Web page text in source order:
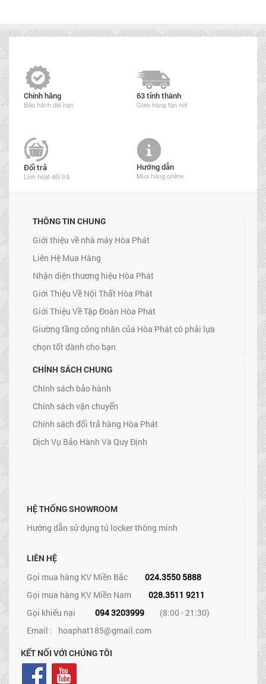
Chính hãng
Bảo hành dài hạn
63 tỉnh thành
Giao hàng tận nơi
Đổi trả
Linh hoạt đổi trả
Hướng dẫn
Mua hàng online
THÔNG TIN CHUNG
Giới thiệu về nhà máy Hòa Phát
Liên Hệ Mua Hàng
Nhận diện thương hiệu Hòa Phát
Giới Thiệu Về Nội Thất Hòa Phát
Giới Thiệu Về Tập Đoàn Hòa Phát
Giường tầng công nhân của Hòa Phát có phải lựa
chọn tốt dành cho bạn
CHÍNH SÁCH CHUNG
Chính sách bảo hành
Chính sách vận chuyển
Chính sách đổi trả hàng Hòa Phát
Dịch Vụ Bảo Hành Và Quy Định
HỆ THỐNG SHOWROOM
Hướng dẫn sử dụng tủ locker thông minh
LIÊN HỆ
Gọi mua hàng KV Miền Bắc
024.3550 5888
Gọi mua hàng KV Miền Nam
028.3511 9211
Gọi khiếu nại
094 3203999
(8:00 - 21:30)
Email : hoaphat185@gmail.com
KẾT NỐI VỚI CHÚNG TÔI